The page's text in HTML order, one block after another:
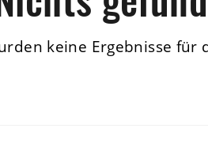
keine Ergebnisse für